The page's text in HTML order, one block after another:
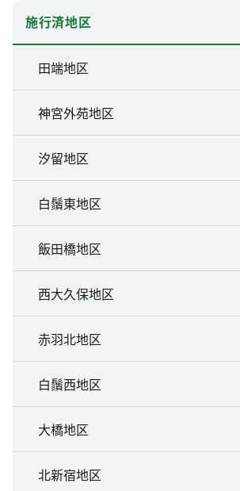
施行済地区
田端地区
神宮外苑地区
汐留地区
白鬚東地区
飯田橋地区
西大久保地区
赤羽北地区
白鬚西地区
大橋地区
北新宿地区